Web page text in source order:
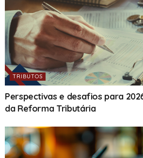
TRIBUTOS
Perspectivas e desafios para
da Reforma Tributária